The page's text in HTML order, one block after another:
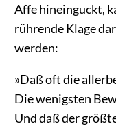
Affe hineinguckt,
rührende Klage
werden:
»Daß oft die
Die wenigsten
Und daß der